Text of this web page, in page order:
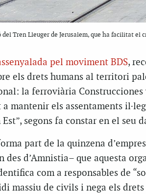
Tren Lleuger de Jerusalem, que ha facilitat el
pel moviment BDS,
els drets humans al territori
la ferroviària Construcciones
mantenir els assentaments
Est”, segons fa constar en el seu
part de la quinzena
des d’Amnistia– que aquesta
com a responsables de
massiu de civils i nega els